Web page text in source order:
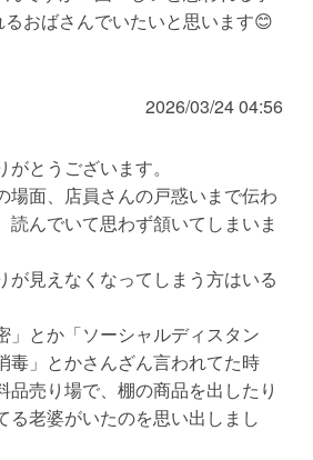
おばさんでいたいと思います😊
2026/03/24 04:56
とうございます。
場面、店員さんの戸惑いまで伝わ
読んでいて思わず頷いてしまいま
が見えなくなってしまう方はいる
」とか「ソーシャルディスタン
毒」とかさんざん言われてた時
品売り場で、棚の商品を出したり
る老婆がいたのを思い出しまし